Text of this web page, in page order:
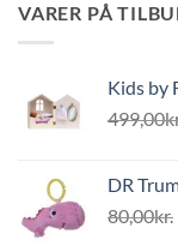
VARER PÅ
Kids by
499,00
DR
80,00kr.